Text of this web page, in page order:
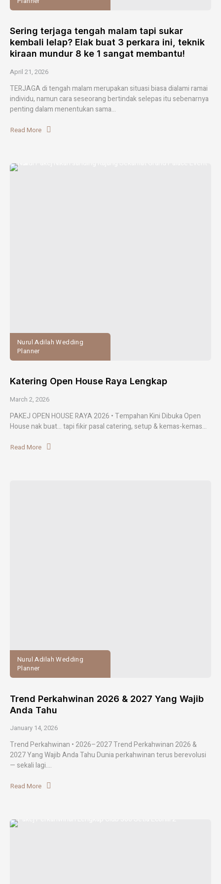
Sering terjaga tengah malam tapi sukar
kembali lelap? Elak buat 3 perkara ini, teknik
kiraan mundur 8 ke 1 sangat membantu!
April 21, 2026
TERJAGA di tengah malam merupakan situasi biasa dialami ramai
individu, namun cara seseorang bertindak selepas itu sebenarnya
penting dalam menentukan sama...
Read More
Nurul Adilah Wedding
Planner
Katering Open House Raya Lengkap
March 2, 2026
PAKEJ OPEN HOUSE RAYA 2026 • Tempahan Kini Dibuka Open
House nak buat… tapi fikir pasal catering, setup & kemas-kemas...
Read More
Nurul Adilah Wedding
Planner
Trend Perkahwinan 2026 & 2027 Yang Wajib
Anda Tahu
January 14, 2026
Trend Perkahwinan • 2026–2027 Trend Perkahwinan 2026 &
2027 Yang Wajib Anda Tahu Dunia perkahwinan terus berevolusi
— sekali lagi....
Read More